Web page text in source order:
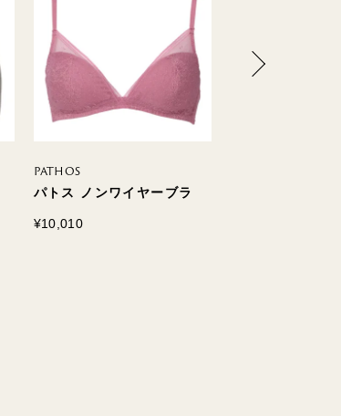
PATHOS
パトス ノンワイヤーブラ
¥10,010